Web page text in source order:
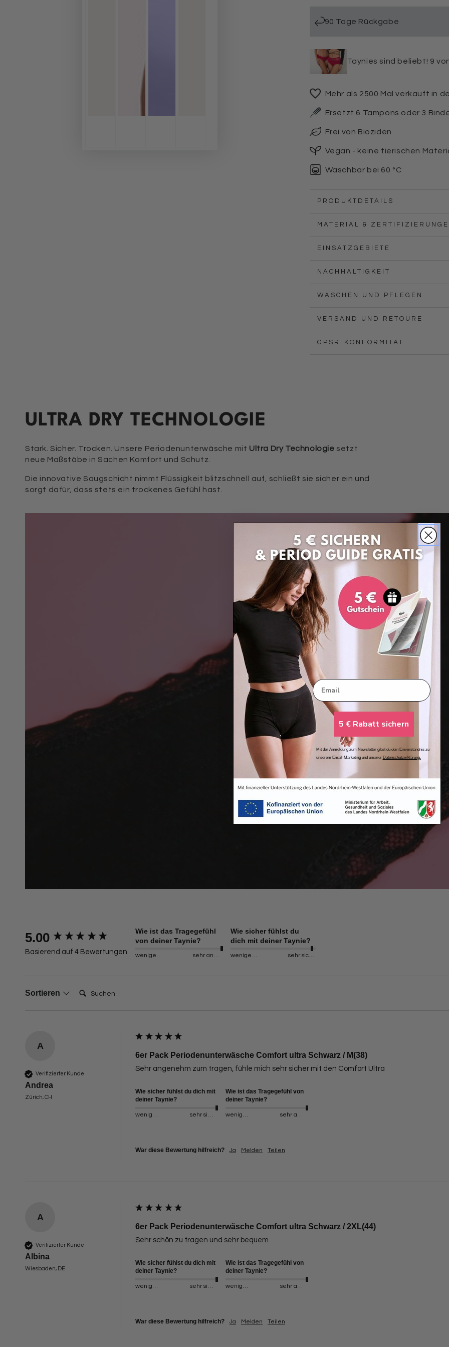
Comfort
Comfort
90 Tage Rückgabe
Taynies sind beliebt! 9
Mehr als 2500 Mal verkauft in
Ersetzt 6 Tampons oder 3
Frei von Bioziden
Vegan - keine tierischen
Waschbar bei 60 °C
PRODUKTDETAILS
MATERIAL &
EINSATZGEBIETE
NACHHALTIGKEIT
WASCHEN UND PFLEGEN
VERSAND UND RETOURE
GPSR-KONFORMITÄT
ULTRA DRY TECHNOLOGIE
Stark. Sicher. Trocken. Unsere Periodenunterwäsche mit Ultra Dry Technologie setzt
neue Maßstäbe in Sachen Komfort und Schutz.
Die innovative Saugschicht nimmt Flüssigkeit blitzschnell auf, schließt sie sicher ein und
sorgt dafür, dass stets ein trockenes Gefühl hast.
5.00
Basierend auf 4 Bewertungen
Wie ist das Tragegefühl
von deiner Taynie?
weniger angenehm sehr angenehm
Wie sicher fühlst du
dich mit deiner Taynie?
weniger sicher sehr sicher
Sortieren Suchen:
A
Verifizierter Kunde
Andrea
Zürich, CH
6er Pack Periodenunterwäsche Comfort ultra Schwarz / M(38)
Sehr angenehm zum tragen, fühle mich sehr sicher mit den Comfort Ultra
Wie sicher fühlst du dich mit
deiner Taynie?
weniger sicher sehr sicher
Wie ist das Tragegefühl von
deiner Taynie?
weniger angenehm sehr angenehm
War diese Bewertung hilfreich? Ja Melden Teilen
A
Verifizierter Kunde
Albina
Wiesbaden, DE
6er Pack Periodenunterwäsche Comfort ultra Schwarz / 2XL(44)
Sehr schön zu tragen und sehr bequem
Wie sicher fühlst du dich mit
deiner Taynie?
weniger sicher sehr sicher
Wie ist das Tragegefühl von
deiner Taynie?
weniger angenehm sehr angenehm
War diese Bewertung hilfreich? Ja Melden Teilen
New content loaded
Email
5 € Rabatt sichern
Mit der Anmeldung zum Newsletter gibst du dein Einverständnis zu
unserem Email-Marketing und unserer Datenschutzerklärung.